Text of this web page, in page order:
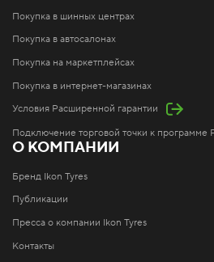
Покупка в шинных центрах
Покупка в автосалонах
Покупка на маркетплейсах
Покупка в интернет-магазинах
Условия Расширенной гарантии
Подключение торговой точки к программе
О КОМПАНИИ
Бренд Ikon Tyres
Публикации
Пресса о компании Ikon Tyres
Контакты